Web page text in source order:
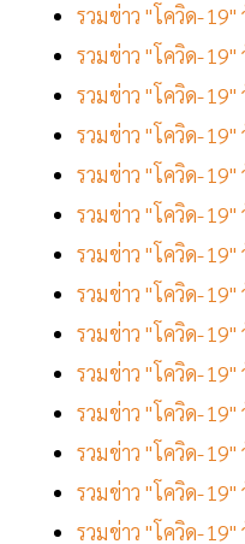
รวมข่าว "โควิด-
รวมข่าว "โควิด-
รวมข่าว "โควิด-
รวมข่าว "โควิด-
รวมข่าว "โควิด-
รวมข่าว "โควิด-
รวมข่าว "โควิด-
รวมข่าว "โควิด-
รวมข่าว "โควิด-
รวมข่าว "โควิด-
รวมข่าว "โควิด-
รวมข่าว "โควิด-
รวมข่าว "โควิด-
รวมข่าว "โควิด-